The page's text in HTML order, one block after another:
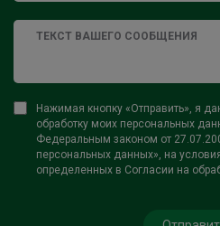
Нажимая кнопку «Отправить», я
обработку моих персональных
Федеральным законом от
персональных данных», на
определенных в Согласии на